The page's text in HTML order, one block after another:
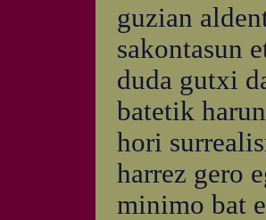
guzian
sakontasun
duda gutxi
batetik
hori
harrez gero
minimo bat